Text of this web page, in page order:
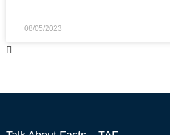
08/05/2023